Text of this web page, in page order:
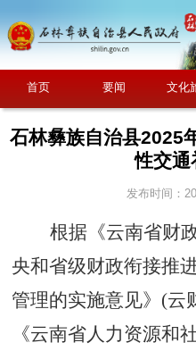
首页 要闻 文化
石林彝族自治县2025
性交通
发布时间：
根据《云南省财
央和省级财政衔接推
管理的实施意见》 (云
《云南省人力资源和